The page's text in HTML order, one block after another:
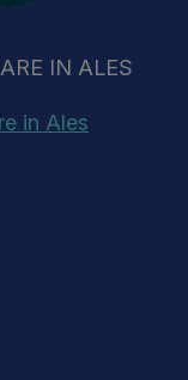
IN ALES
in Ales